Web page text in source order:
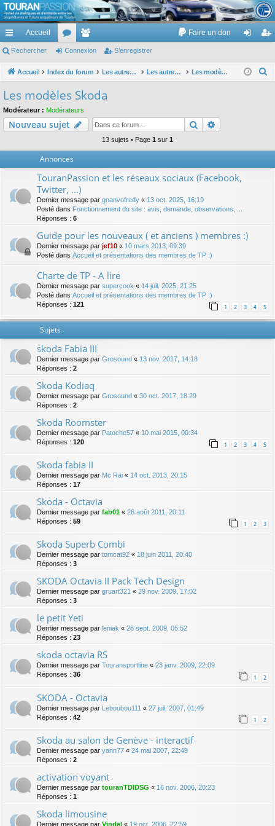
TouranPassion
Le forum des propriétaires ou futurs acquéreurs du Volkswagen Touran
cc
ès
pi
de
Accueil
or
u
e
m
Faire un don
ne nr
Rechercher Connexion S’enregistrer
Accueil Index du forum Les autres voitures et ce qui touche à la voiture Les autres modèles du groupe VW Les modèles Skoda
c
Les modèles Skoda
Modérateur : Modérateurs
Nouveau sujet Rechercher
13 sujets • Page 1 sur 1
Annonces
TouranPassion et les réseaux sociaux (Facebook,
Twitter, ...)
Dernier message par gnanvofredy « 13 oct. 2025, 16:19
Posté dans Fonctionnement du site : avis, demande, observations, ...
Réponses : 6
Guide pour les nouveaux ( et anciens ) membres :)
Dernier message par jef10 « 10 mars 2013, 09:39
Posté dans Accueil et présentations des membres de TP :)
Charte de TP - A lire
Dernier message par supercook « 14 juil. 2025, 21:25
Posté dans Accueil et présentations des membres de TP :)
Réponses : 121 1 2 3 4 5
Sujets
skoda Fabia III
Dernier message par Grosound « 13 nov. 2017, 14:18
Réponses : 2
Skoda Kodiaq
Dernier message par Grosound « 30 oct. 2017, 18:29
Réponses : 2
Skoda Roomster
Dernier message par Patoche57 « 10 mai 2015, 00:34
Réponses : 120 1 2 3 4 5
Skoda fabia II
Dernier message par Mc Rai « 14 oct. 2013, 20:15
Réponses : 17
Skoda - Octavia
Dernier message par fab01 « 26 août 2011, 20:11
Réponses : 59 1 2 3
Skoda Superb Combi
Dernier message par tomcat92 « 18 juin 2011, 20:40
Réponses : 3
SKODA Octavia II Pack Tech Design
Dernier message par gruart321 « 29 nov. 2009, 17:02
Réponses : 3
le petit Yeti
Dernier message par leniak « 28 sept. 2009, 05:52
Réponses : 23
skoda octavia RS
Dernier message par Touransportline « 23 janv. 2009, 22:09
Réponses : 36 1 2
SKODA - Octavia
Dernier message par Leboubou111 « 27 juil. 2007, 01:49
Réponses : 42 1 2
Skoda au salon de Genève - interactif
Dernier message par yann77 « 24 mai 2007, 22:49
Réponses : 2
activation voyant
Dernier message par touranTDIDSG « 16 nov. 2006, 20:23
Réponses : 1
Skoda limousine
Dernier message par Vindel « 19 oct. 2006, 22:59